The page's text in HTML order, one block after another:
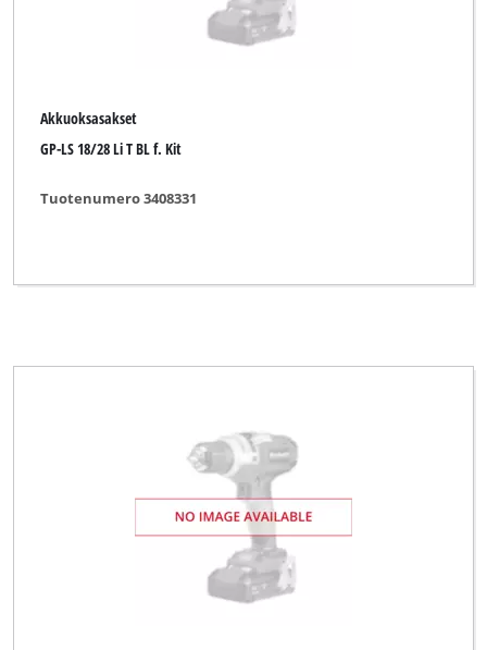
Akkuoksasakset
GP-LS 18/28 Li T BL f. Kit
Tuotenumero 3408331